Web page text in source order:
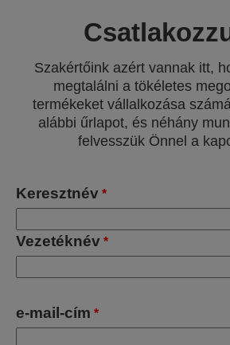
Szakértőink azért vannak itt,
megtalálni a tökéletes
termékeket vállalkozása
alábbi űrlapot, és néhány
felvesszük Önnel a
Keresztnév *
Vezetéknév *
e-mail-cím *